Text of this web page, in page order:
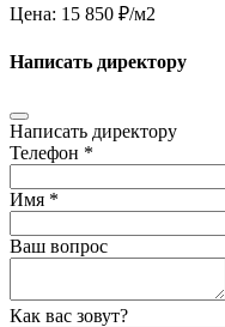
Цена: 15 850 ₽/м2
Написать директору
Написать директору
Телефон *
Имя *
Ваш вопрос
Как вас зовут?